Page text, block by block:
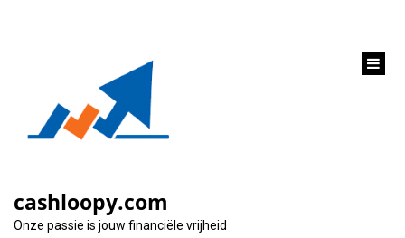
cashloopy.com
Onze passie is jouw financiële vrijheid
Categorie: